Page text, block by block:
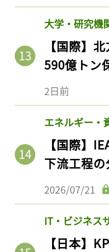
大学・研究機
【国際】
590億トン
2日前
エネルギー・
【国際】
下流工程
2026/07/21
IT・ビジネス
【日本】